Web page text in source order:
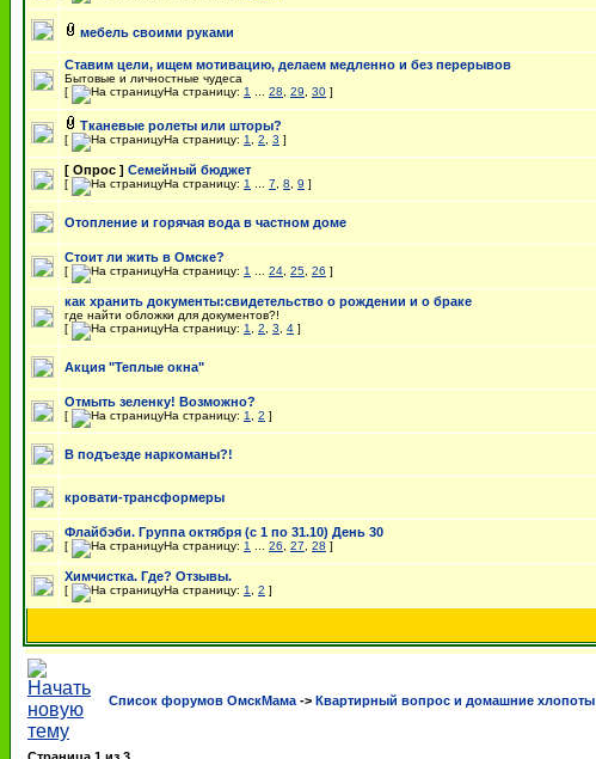
мебель своими руками
Ставим цели, ищем мотивацию, делаем медленно и без перерывов
Бытовые и личностные чудеса
[
На страницу: 1 28 29 30 ]
Тканевые ролеты или шторы?
[ На страницу: 1 2 3 ]
[ Опрос ] Семейный бюджет
[ На страницу: 1 7 8 9 ]
Отопление и горячая вода в частном доме
Стоит ли жить в Омске?
[ На страницу: 1 24 25 26 ]
как хранить документы:свидетельство о рождении и о браке
где найти обложки для документов?!
[
На страницу: 1 2 3 4 ]
Акция "Теплые окна"
Отмыть зеленку! Возможно?
[ На страницу: 1 2 ]
В подъезде наркоманы?!
кровати-трансформеры
Флайбэби. Группа октября (с 1 по 31.10) День 30
[ На страницу: 1 26 27 28 ]
Химчистка. Где? Отзывы.
[ На страницу: 1 2 ]
Список форумов ОмскМама -> Квартирный вопрос и домашние хлопоты